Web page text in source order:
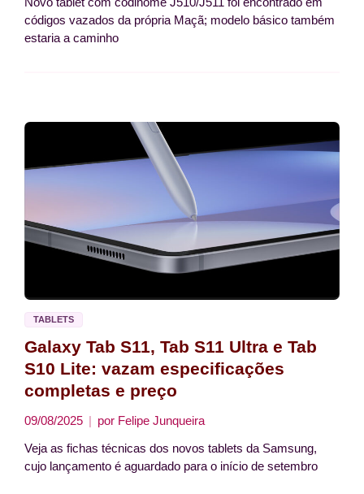
códigos vazados da própria Maçã; modelo básico também
estaria a caminho
TABLETS
Galaxy Tab S11, Tab S11 Ultra e Tab
S10 Lite: vazam especificações
completas e preço
09/08/2025 por Felipe Junqueira
Veja as fichas técnicas dos novos tablets da Samsung,
cujo lançamento é aguardado para o início de setembro